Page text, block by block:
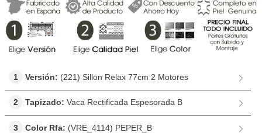
1 Versión: (221) Sillon Relax 77cm 2 Motores
2 Tapizado:Vaca Rectificada Espesorada B
3 Color Rfa: (VRE_4114) PEPER_B